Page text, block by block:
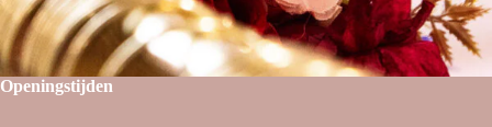
Openingstijden